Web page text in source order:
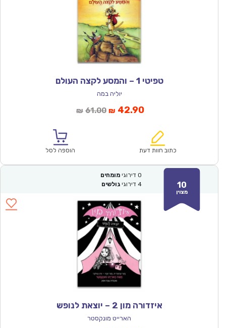
טפיטי 1 – והמסע לקצה העולם
יוליה במה
₪ 61.00המחיר
₪61.00.
₪ 42.90המחיר
הוא:
כתוב חוות דעת הוספה לסל
10
מצוין
0 דירוגי מומחים
4 דירוגי גולשים
איזדורה מון 2 – יוצאת לנופש
הארייט מונקסטר